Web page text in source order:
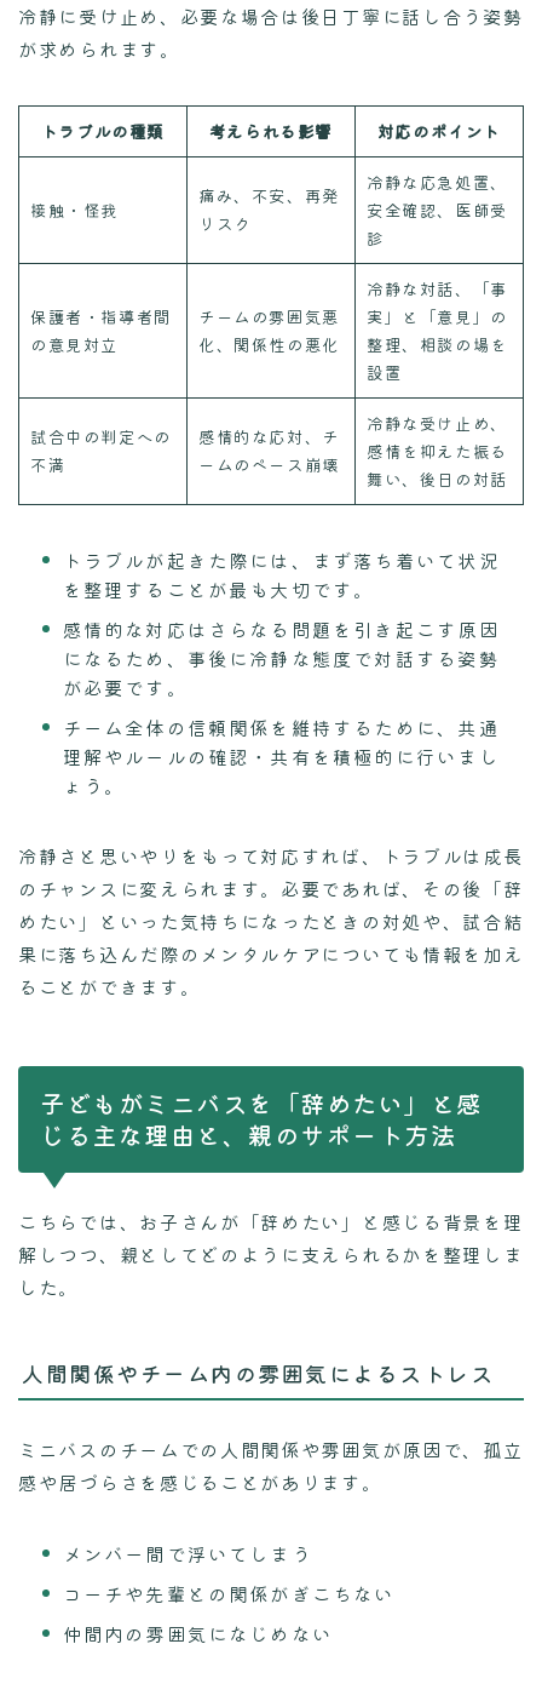
冷静に受け止め、必要な場合は後日丁寧に話し合う姿勢
が求められます。
トラブルの種類 考えられる影響 対応のポイント
接触・怪我
痛み、不安、再発
リスク
冷静な応急処置、
安全確認、医師受
診
保護者・指導者間
の意見対立
チームの雰囲気悪
化、関係性の悪化
冷静な対話、「事
実」と「意見」の
整理、相談の場を
設置
試合中の判定への
不満
感情的な応対、チ
ームのペース崩壊
冷静な受け止め、
感情を抑えた振る
舞い、後日の対話
トラブルが起きた際には、まず落ち着いて状況
を整理することが最も大切です。
感情的な対応はさらなる問題を引き起こす原因
になるため、事後に冷静な態度で対話する姿勢
が必要です。
チーム全体の信頼関係を維持するために、共通
理解やルールの確認・共有を積極的に行いまし
ょう。
冷静さと思いやりをもって対応すれば、トラブルは成長
のチャンスに変えられます。必要であれば、その後「辞
めたい」といった気持ちになったときの対処や、試合結
果に落ち込んだ際のメンタルケアについても情報を加え
ることができます。
子どもがミニバスを「辞めたい」と感
じる主な理由と、親のサポート方法
こちらでは、お子さんが「辞めたい」と感じる背景を理
解しつつ、親としてどのように支えられるかを整理しま
した。
人間関係やチーム内の雰囲気によるストレス
ミニバスのチームでの人間関係や雰囲気が原因で、孤立
感や居づらさを感じることがあります。
メンバー間で浮いてしまう
コーチや先輩との関係がぎこちない
仲間内の雰囲気になじめない